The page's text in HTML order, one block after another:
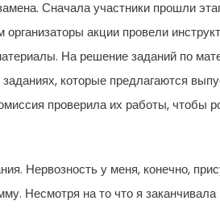
Сначала участники прошли
акции провели
На решение заданий по
которые предлагаются
проверила их работы, чтобы
Нервозность у меня, конечно,
Несмотря на то что я